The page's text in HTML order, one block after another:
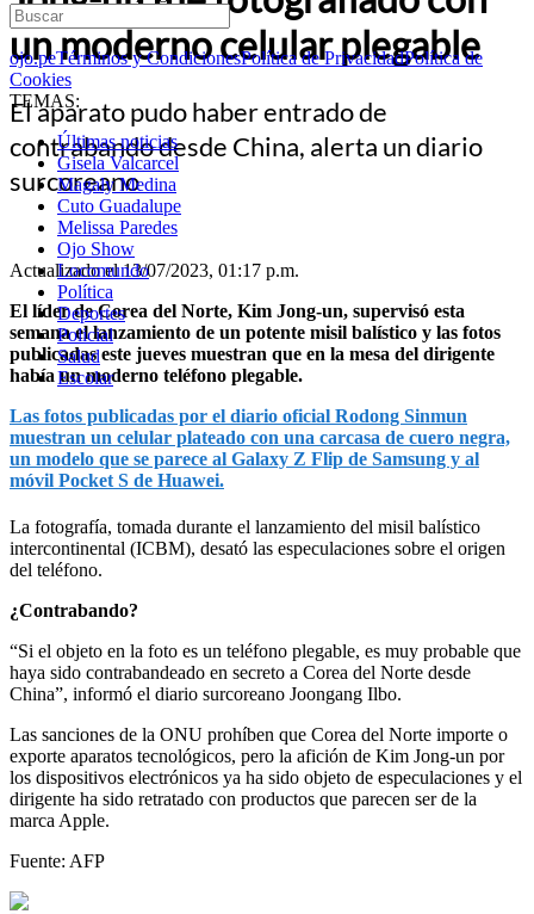
ojo.peTérminos y CondicionesPolítica de PrivacidadPolítica de
Cookies
TEMAS:
Últimas noticias
Gisela Valcarcel
Magaly Medina
Cuto Guadalupe
Melissa Paredes
Ojo Show
Locomundo
Política
Deportes
Policial
Salud
Escolar
un moderno celular plegable
El aparato pudo haber entrado de
contrabando desde China, alerta un diario
surcoreano
Actualizado el 13/07/2023, 01:17 p.m.
El líder de Corea del Norte, Kim Jong-un, supervisó esta
semana el lanzamiento de un potente misil balístico y las fotos
publicadas este jueves muestran que en la mesa del dirigente
había un moderno teléfono plegable.
Las fotos publicadas por el diario oficial Rodong Sinmun
muestran un celular plateado con una carcasa de cuero negra,
un modelo que se parece al Galaxy Z Flip de Samsung y al
móvil Pocket S de Huawei.
La fotografía, tomada durante el lanzamiento del misil balístico
intercontinental (ICBM), desató las especulaciones sobre el origen
del teléfono.
¿Contrabando?
“Si el objeto en la foto es un teléfono plegable, es muy probable que
haya sido contrabandeado en secreto a Corea del Norte desde
China”, informó el diario surcoreano Joongang Ilbo.
Las sanciones de la ONU prohíben que Corea del Norte importe o
exporte aparatos tecnológicos, pero la afición de Kim Jong-un por
los dispositivos electrónicos ya ha sido objeto de especulaciones y el
dirigente ha sido retratado con productos que parecen ser de la
marca Apple.
Fuente: AFP